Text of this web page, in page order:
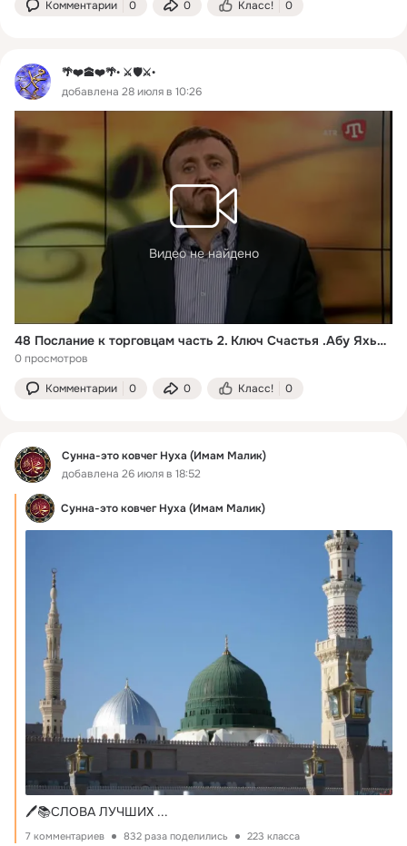
Комментарии 0 0 Класс! 0
🌴❤️🕋❤️🌴• ⚔️🛡️⚔️•
добавлена 28 июля в 10:26
Видео не найдено
48 Послание к торговцам часть 2. Ключ Счастья .Абу Яхья Крымский
0 просмотров
Комментарии 0 0 Класс! 0
Сунна-это ковчег Нуха (Имам Малик)
добавлена 26 июля в 18:52
Сунна-это ковчег Нуха (Имам Малик)
🖊️📚СЛОВА ЛУЧШИХ ...
7 комментариев 832 раза поделились 223 класса